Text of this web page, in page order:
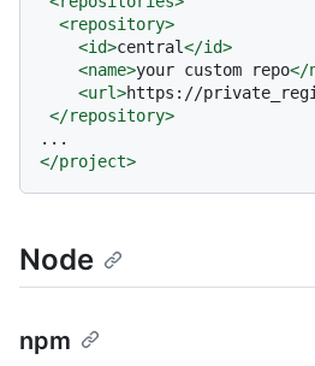
<repository>
<id>central</id>
<name>your custom repo</
<url>https://
</repository>
</project>
Node
npm